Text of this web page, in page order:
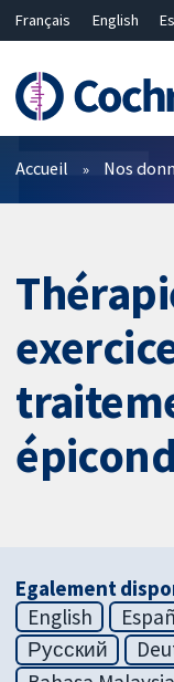
Français English
Bahasa Malaysia
ไทย
简体中文
Filtres
Accueil Nos
Egalement
English
Русский